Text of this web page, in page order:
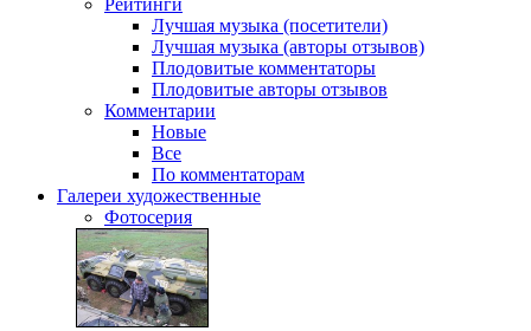
Лучшая музыка (посетители)
Лучшая музыка (авторы отзывов)
Плодовитые комментаторы
Плодовитые авторы отзывов
Комментарии
Новые
Все
По комментаторам
Галереи художественные
Фотосерия